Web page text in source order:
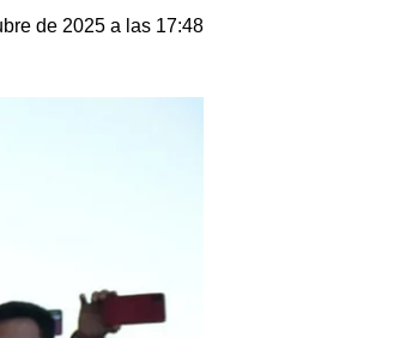
de 2025 a las 17:48